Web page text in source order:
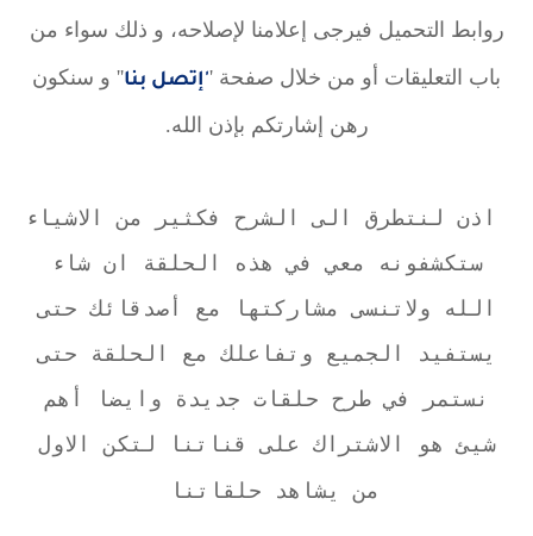
روابط التحميل فيرجى إعلامنا لإصلاحه، و ذلك سواء من
باب التعليقات أو من خلال صفحة ''إتصل بنا'' و سنكون
رهن إشارتكم بإذن الله.
اذن لنتطرق الى الشرح فكثير من الاشياء
ستكشفونه معي في هذه الحلقة ان شاء
الله ولاتنسى مشاركتها مع أصدقائك حتى
يستفيد الجميع وتفاعلك مع الحلقة حتى
نستمر في طرح حلقات جديدة وايضا أهم
شيئ هو الاشتراك على قناتنا لتكن الاول
من يشاهد حلقاتنا